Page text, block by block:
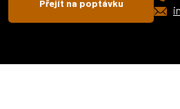
Přejít na poptávku